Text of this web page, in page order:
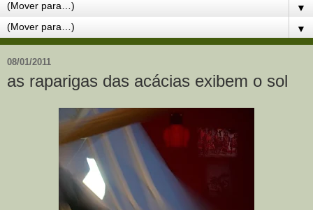
▼
▼
08/01/2011
as raparigas das acácias exibem o sol